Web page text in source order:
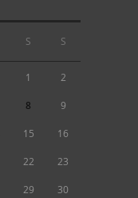
S S
1 2
8 9
15 16
22 23
29 30